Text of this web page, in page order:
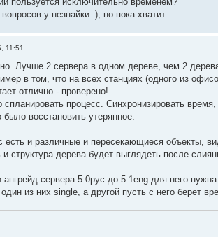
у незнайки :), но пока хватит...
11:51
Лучше 2 сервера в одном дереве, чем 2
в том, что на всех станциях (одного из
отлично - проверено!
спланировать процесс. Синхронизировать
восстановить утерянное.
есть и различные и пересекающиеся объекты,
и структура дерева будет выглядеть после
апгрейд сервера 5.0рус до 5.1eng для него
из них single, а другой пусть с него берет